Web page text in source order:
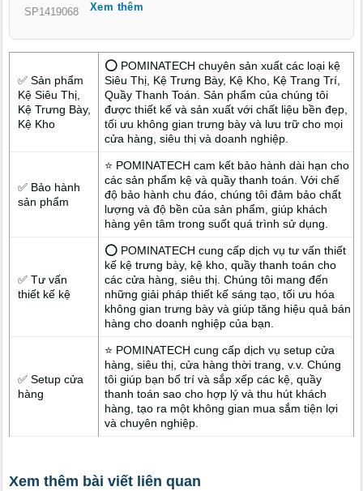
SP1419068 Xem thêm
✅ Sản phẩm
Kệ Siêu Thị,
Kệ Trưng Bày,
Kệ Kho
⭕ POMINATECH chuyên sản xuất các loại kệ
Siêu Thị, Kệ Trưng Bày, Kệ Kho, Kệ Trang Trí,
Quầy Thanh Toán. Sản phẩm của chúng tôi
được thiết kế và sản xuất với chất liệu bền đẹp,
tối ưu không gian trưng bày và lưu trữ cho mọi
cửa hàng, siêu thị và doanh nghiệp.
✅ Bảo hành
sản phẩm
⭐ POMINATECH cam kết bảo hành dài hạn cho
các sản phẩm kệ và quầy thanh toán. Với chế
độ bảo hành chu đáo, chúng tôi đảm bảo chất
lượng và độ bền của sản phẩm, giúp khách
hàng yên tâm trong suốt quá trình sử dụng.
✅ Tư vấn
thiết kế kệ
⭕ POMINATECH cung cấp dịch vụ tư vấn thiết
kế kệ trưng bày, kệ kho, quầy thanh toán cho
các cửa hàng, siêu thị. Chúng tôi mang đến
những giải pháp thiết kế sáng tạo, tối ưu hóa
không gian trưng bày và giúp tăng hiệu quả bán
hàng cho doanh nghiệp của bạn.
✅ Setup cửa
hàng
⭐ POMINATECH cung cấp dịch vụ setup cửa
hàng, siêu thị, cửa hàng thời trang, v.v. Chúng
tôi giúp bạn bố trí và sắp xếp các kệ, quầy
thanh toán sao cho hợp lý và thu hút khách
hàng, tạo ra một không gian mua sắm tiện lợi
và chuyên nghiệp.
Xem thêm bài viết liên quan